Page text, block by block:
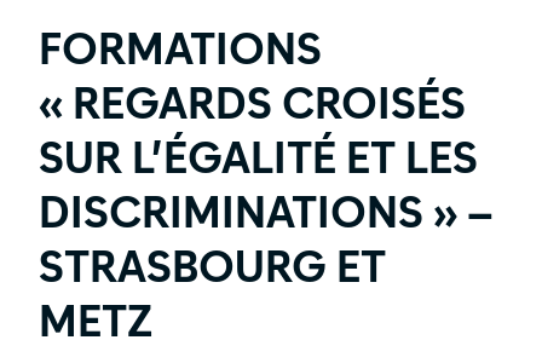
FORMATIONS
« REGARDS CROISÉS
SUR L’ÉGALITÉ ET LES
DISCRIMINATIONS » –
STRASBOURG ET
METZ